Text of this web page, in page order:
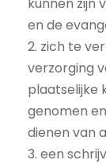
en de
2. zich te
verzorging
plaatselijke
genomen
dienen van
3. een